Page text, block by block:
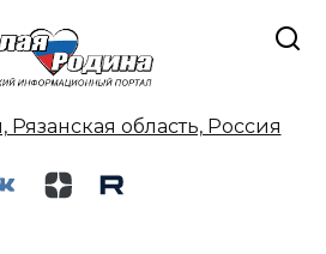
Рязанская область, Россия